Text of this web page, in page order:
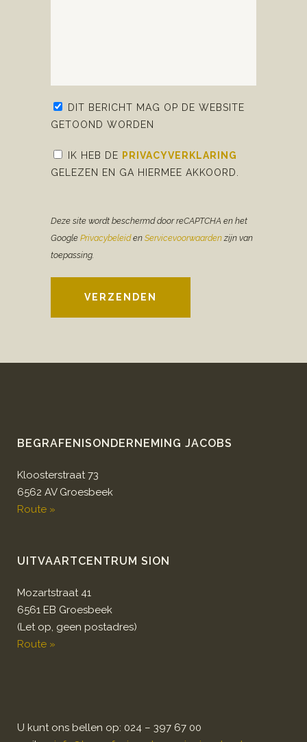
DIT BERICHT MAG OP DE WEBSITE
GETOOND WORDEN
IK HEB DE PRIVACYVERKLARING
GELEZEN EN GA HIERMEE AKKOORD.
Deze site wordt beschermd door reCAPTCHA en het
Google Privacybeleiden Servicevoorwaardenzijn van
toepassing.
VERZENDEN
BEGRAFENISONDERNEMING JACOBS
Kloosterstraat 73
6562 AV Groesbeek
Route »
UITVAARTCENTRUM SION
Mozartstraat 41
6561 EB Groesbeek
(Let op, geen postadres)
Route »
U kunt ons bellen op: 024 – 397 67 00